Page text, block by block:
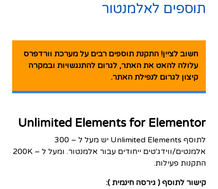
תוספים לאלמנטור
חשוב לציין! התקנת תוספים רבים על מערכת וורדפרס
עלולה להאט את האתר, לגרום להתנגשויות ובמקרה
קיצון לגרום לנפילת האתר.
Unlimited Elements for Elementor
לתוסף Unlimited Elements יש מעל ל – 300
אלמנטים/ווידג'טים ייחודים עבור אלמנטור. ומעל ל – 200K
התקנות פעילות.
קישור לתוסף ( גירסה חינמית ):